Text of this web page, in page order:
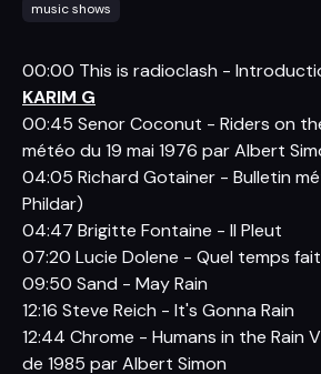
music shows
00:00 This is radioclash -
KARIM G
00:45 Senor Coconut - Riders on
météo du 19 mai 1976 par Albert
04:05 Richard Gotainer - Bulletin
Phildar)
04:47 Brigitte Fontaine - Il Pleut
07:20 Lucie Dolene - Quel temps
09:50 Sand - May Rain
12:16 Steve Reich - It's Gonna Rain
12:44 Chrome - Humans in the Rain
de 1985 par Albert Simon